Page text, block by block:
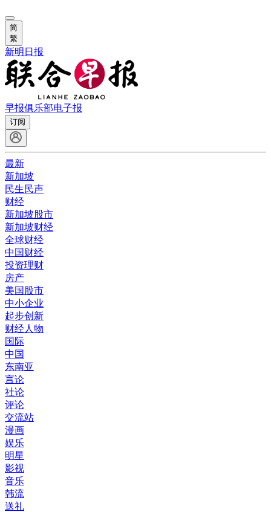
简
繁
新明日报
早报俱乐部电子报
订阅
最新
新加坡
民生民声
财经
新加坡股市
新加坡财经
全球财经
中国财经
投资理财
房产
美国股市
中小企业
起步创新
财经人物
国际
中国
东南亚
言论
社论
评论
交流站
漫画
娱乐
明星
影视
音乐
韩流
送礼